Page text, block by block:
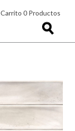
Carrito 0 Productos